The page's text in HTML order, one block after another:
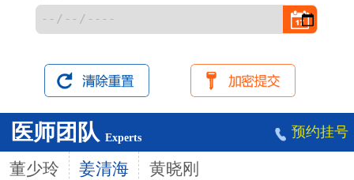
医师团队 Experts 预约挂号
董少玲 姜清海 黄晓刚